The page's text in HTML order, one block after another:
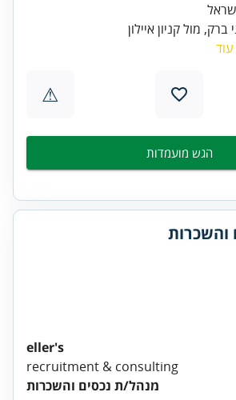
מול קניון איילון
⚠
הגש מועמדות
והשכרות
eller's
recruitment & consulting
מנהל/ת נכסים והשכרות